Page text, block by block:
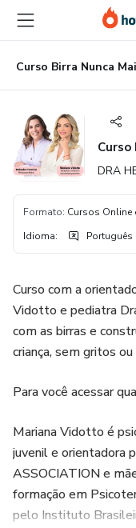
para
conteúdo
principal
para
pagamento
para
rodapé
Curso Birra Nunca
Curso
DRA
Formato: Cursos Online
Idioma: Português
Curso com a
Vidotto e pediatra
com as birras e
criança, sem gritos
Para você acessar
Mariana Vidotto é
juvenil e orientadora
ASSOCIATION e
formação em
pelo Instituto